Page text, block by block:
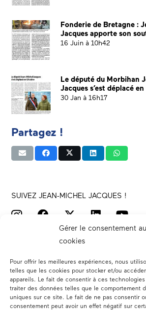
Gérer le consentement
cookies
Pour offrir les meilleures expériences, nous
telles que les cookies pour stocker et/ou
appareils. Le fait de consentir à ces
traiter des données telles que le comportement
uniques sur ce site. Le fait de ne pas consentir
consentement peut avoir un effet négatif sur
Fonderie de Bretagne :
Jacques apporte son
16 Juin à 10h42
Le député du Morbihan
Jacques s’est déplacé
30 Jan à 16h17
Partagez !
SUIVEZ JEAN-MICHEL JACQUES !
Votre député